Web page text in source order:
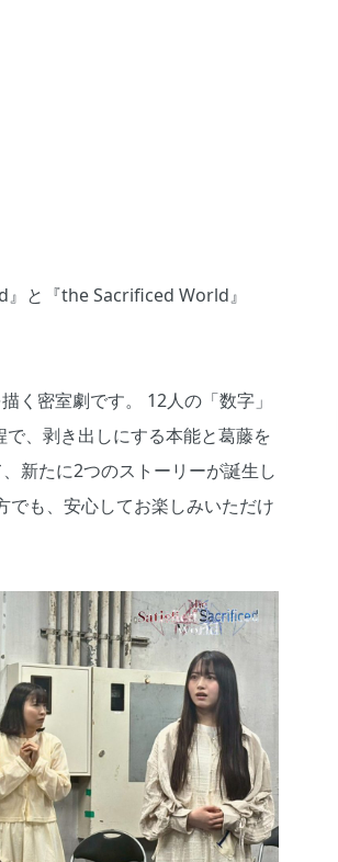
』と『the Sacrificed World』
く密室劇です。 12人の「数字」
、剥き出しにする本能と葛藤を
新たに2つのストーリーが誕生し
も、安心してお楽しみいただけ